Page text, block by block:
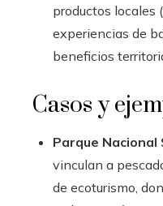
productos locales
experiencias de
beneficios
Casos y
Parque Nacional
vinculan a
de ecoturismo,